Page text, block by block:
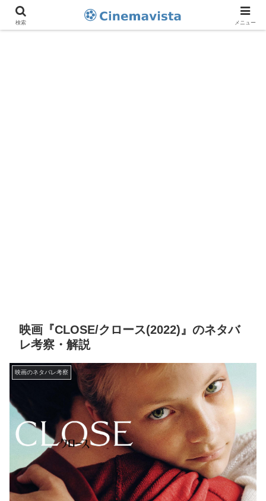
映画『CLOSE/クロース(2022)』のネタバ
レ考察・解説
映画のネタバレ考察
検索 メニュー